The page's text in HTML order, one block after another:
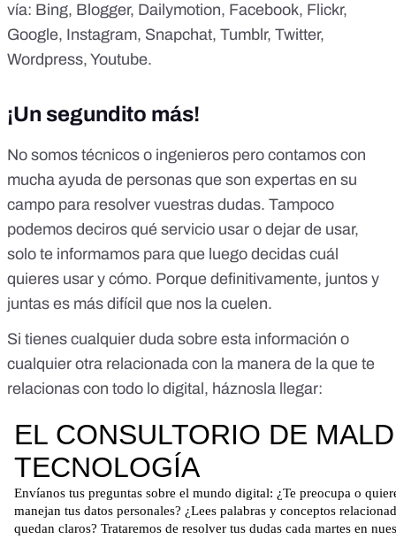
vía: Bing, Blogger, Dailymotion, Facebook, Flickr,
Google, Instagram, Snapchat, Tumblr, Twitter,
Wordpress, Youtube.
¡Un segundito más!
No somos técnicos o ingenieros pero contamos con
mucha ayuda de personas que son expertas en su
campo para resolver vuestras dudas. Tampoco
podemos deciros qué servicio usar o dejar de usar,
solo te informamos para que luego decidas cuál
quieres usar y cómo. Porque definitivamente, juntos y
juntas es más difícil que nos la cuelen.
Si tienes cualquier duda sobre esta información o
cualquier otra relacionada con la manera de la que te
relacionas con todo lo digital, háznosla llegar: